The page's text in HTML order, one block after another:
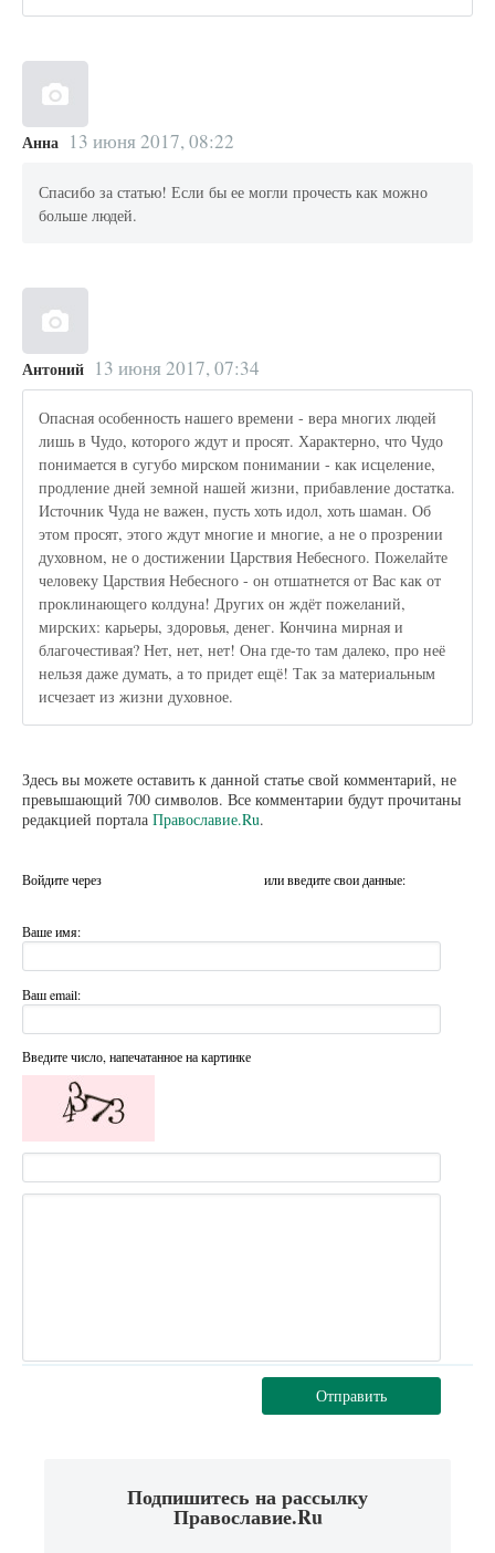
Анна 13 июня 2017, 08:22
Спасибо за статью! Если бы ее могли прочесть как можно
больше людей.
Антоний 13 июня 2017, 07:34
Опасная особенность нашего времени - вера многих людей
лишь в Чудо, которого ждут и просят. Характерно, что Чудо
понимается в сугубо мирском понимании - как исцеление,
продление дней земной нашей жизни, прибавление достатка.
Источник Чуда не важен, пусть хоть идол, хоть шаман. Об
этом просят, этого ждут многие и многие, а не о прозрении
духовном, не о достижении Царствия Небесного. Пожелайте
человеку Царствия Небесного - он отшатнется от Вас как от
проклинающего колдуна! Других он ждёт пожеланий,
мирских: карьеры, здоровья, денег. Кончина мирная и
благочестивая? Нет, нет, нет! Она где-то там далеко, про неё
нельзя даже думать, а то придет ещё! Так за материальным
исчезает из жизни духовное.
Здесь вы можете оставить к данной статье свой комментарий, не
превышающий 700 символов. Все комментарии будут прочитаны
редакцией портала Православие.Ru.
Войдите через или введите свои данные:
Ваше имя:
Ваш email:
Введите число, напечатанное на картинке
Отправить
Подпишитесь на рассылку
Православие.Ru